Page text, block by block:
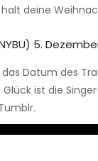
deine
5.
Datum des
ist die